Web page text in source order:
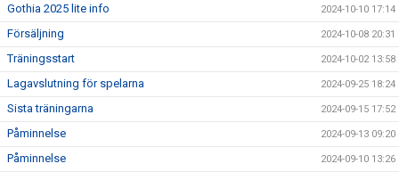
Gothia 2025 lite info 2024-10-10 17:14
Försäljning 2024-10-08 20:31
Träningsstart 2024-10-02 13:58
Lagavslutning för spelarna 2024-09-25 18:24
Sista träningarna 2024-09-15 17:52
Påminnelse 2024-09-13 09:20
Påminnelse 2024-09-10 13:26